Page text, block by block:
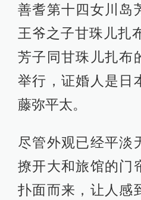
善耆第十四女川岛
王爷之子甘珠儿扎
芳子同甘珠儿扎布
举行，证婚人是日
藤弥平太。
尽管外观已经平淡
撩开大和旅馆的门
扑面而来，让人感